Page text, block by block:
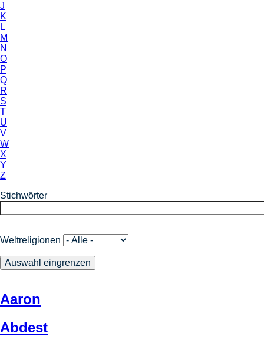
J
K
L
M
N
O
P
Q
R
S
T
U
V
W
X
Y
Z
Stichwörter
Weltreligionen
Aaron
Abdest